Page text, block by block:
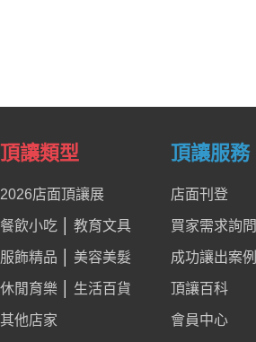
頂讓類型 頂讓服務
2026店面頂讓展
餐飲小吃 教育文具
服飾精品 美容美髮
休閒育樂 生活百貨
其他店家
店面刊登
買家需求詢問
成功讓出案例
頂讓百科
會員中心